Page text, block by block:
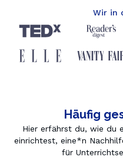
Wir in
Häufig
Hier erfährst du, wie du
einrichtest, eine*n
für